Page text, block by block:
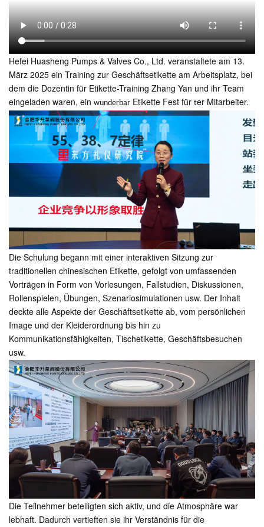
Hefei Huasheng Pumps & Valves Co., Ltd. veranstaltete am 13.
März 2025 ein Training zur Geschäftsetikette am Arbeitsplatz, bei
dem die Dozentin für Etikette-Training Zhang Yan und ihr Team
eingeladen waren, ein wunderbar Etikette Fest für ter Mitarbeiter.
Die Schulung begann mit einer interaktiven Sitzung zur
traditionellen chinesischen Etikette, gefolgt von umfassenden
Vorträgen in Form von Vorlesungen, Fallstudien, Diskussionen,
Rollenspielen, Übungen, Szenariosimulationen usw. Der Inhalt
deckte alle Aspekte der Geschäftsetikette ab, vom persönlichen
Image und der Kleiderordnung bis hin zu
Kommunikationsfähigkeiten, Tischetikette, Geschäftsbesuchen
usw.
Die Teilnehmer beteiligten sich aktiv, und die Atmosphäre war
lebhaft. Dadurch vertieften sie ihr Verständnis für die